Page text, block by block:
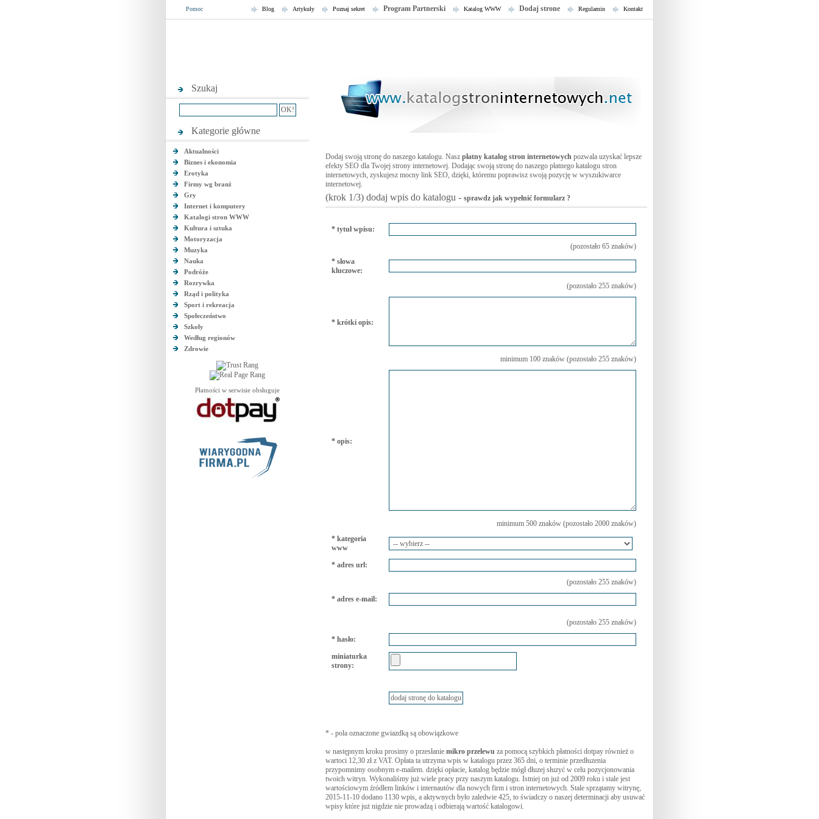
Pomoc Kontakt
Regulamin
Dodaj strone
Katalog WWW
Program Partnerski
Poznaj sekret
Artykuły
Blog
Szukaj
Kategorie główne
Aktualności
Biznes i ekonomia
Erotyka
Firmy wg branż
Gry
Internet i komputery
Katalogi stron WWW
Kultura i sztuka
Motoryzacja
Muzyka
Nauka
Podróże
Rozrywka
Rząd i polityka
Sport i rekreacja
Społeczeństwo
Szkoły
Według regionów
Zdrowie
Płatności w serwisie obsługuje
Dodaj swoją stronę do naszego katalogu. Nasz płatny katalog stron internetowych pozwala uzyskać lepsze
efekty SEO dla Twojej strony internetowej. Dodając swoją stronę do naszego płatnego katalogu stron
internetowych, zyskujesz mocny link SEO, dzięki, któremu poprawisz swoją pozycję w wyszukiwarce
internetowej.
(krok 1/3) dodaj wpis do katalogu - sprawdz jak wypełnić formularz ?
* tytuł wpisu:
(pozostało 65 znaków)
* słowa
kluczowe:
(pozostało 255 znaków)
* krótki opis:
minimum 100 znaków (pozostało 255 znaków)
* opis:
minimum 500 znaków (pozostało 2000 znaków)
* kategoria
www
* adres url:
(pozostało 255 znaków)
* adres e-mail:
(pozostało 255 znaków)
* hasło:
miniaturka
strony:
* - pola oznaczone gwiazdką są obowiązkowe
w następnym kroku prosimy o przesłanie mikro przelewu za pomocą szybkich płatności dotpay również o
wartoci 12,30 zł z VAT. Opłata ta utrzyma wpis w katalogu przez 365 dni, o terminie przedłuzenia
przypomnimy osobnym e-mailem. dzięki opłacie, katalog będzie mógł dłuzej słuzyć w celu pozycjonowania
twoich witryn. Wykonaliśmy już wiele pracy przy naszym katalogu. Istniej on już od 2009 roku i stale jest
wartościowym źródłem linków i internautów dla nowych firm i stron internetowych. Stale sprzątamy witrynę,
2015-11-10 dodano 1130 wpis, a aktywnych było zaledwie 425, to świadczy o naszej determinacji aby usuwać
wpisy które już nigdzie nie prowadzą i odbierają wartość katalogowi.